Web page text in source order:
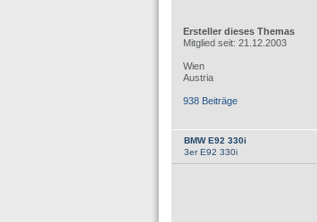
Ersteller dieses Themas
Mitglied seit: 21.12.2003
Wien
Austria
938 Beiträge
BMW E92 330i
3er E92 330i